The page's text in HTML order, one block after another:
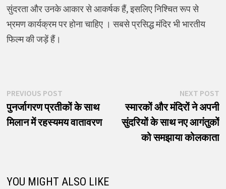
सुंदरता और उनके आकार से आकर्षक हैं, इसलिए निश्चित रूप से
भ्रमण कार्यक्रम पर होना चाहिए । सबसे प्रसिद्ध मंदिर भी भारतीय
फिल्म की जड़ें हैं।
पोस्ट
नेविगेशन
PREVIOUS POSTPrevious
post:
पुनर्जागरण प्रतीकों के साथ
मिलान में रहस्यमय वातावरण
NEXT POST
स्मारकों और मंदिरों ने अपनी
सुंदरियों के साथ नए आगंतुकों
को समझाया कोलकाता
YOU MIGHT ALSO LIKE